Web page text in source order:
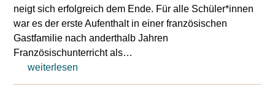
neigt sich erfolgreich dem Ende. Für alle Schüler*innen
war es der erste Aufenthalt in einer französischen
Gastfamilie nach anderthalb Jahren
Französischunterricht als…
weiterlesen